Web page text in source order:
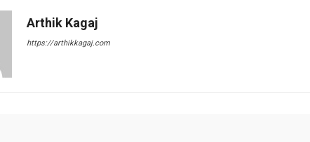
Arthik Kagaj
https://arthikkagaj.com